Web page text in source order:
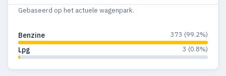
Gebaseerd op het actuele wagenpark.
Benzine 373 (99.2%)
Lpg 3 (0.8%)